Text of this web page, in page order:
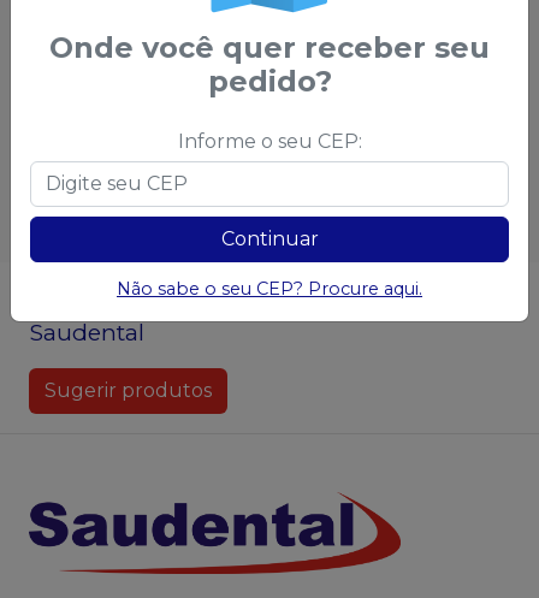
Ver opções Ver opções
Não achou algum produto? Sugira para a
Saudental
Sugerir produtos
Onde você quer receber seu
pedido?
Informe o seu CEP:
Continuar
Não sabe o seu CEP? Procure aqui.